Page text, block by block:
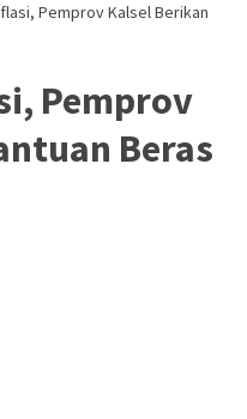
Pemprov Kalsel Berikan
Pemprov
Beras